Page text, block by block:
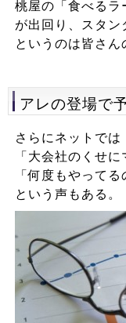
桃屋の「食べるラ
が出回り、スタ
というのは皆さん
アレの登場で
さらにネットでは
「大会社のくせ
「何度もやって
という声もある。